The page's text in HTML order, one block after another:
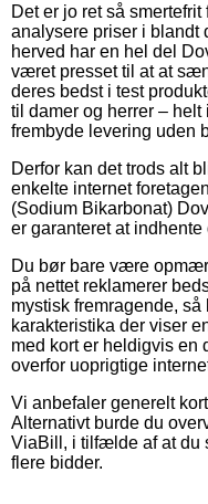
Det er jo ret så
analysere priser i blandt
herved har en hel del
været presset til at at
deres bedst i test
til damer og herrer –
frembyde levering uden
Derfor kan det trods alt
enkelte internet
(Sodium Bikarbonat)
er garanteret at
Du bør bare være
på nettet reklamerer
mystisk fremragende,
karakteristika der viser
med kort er heldigvis en
overfor uoprigtige
Vi anbefaler generelt
Alternativt burde du
ViaBill, i tilfælde af at du
flere bidder.